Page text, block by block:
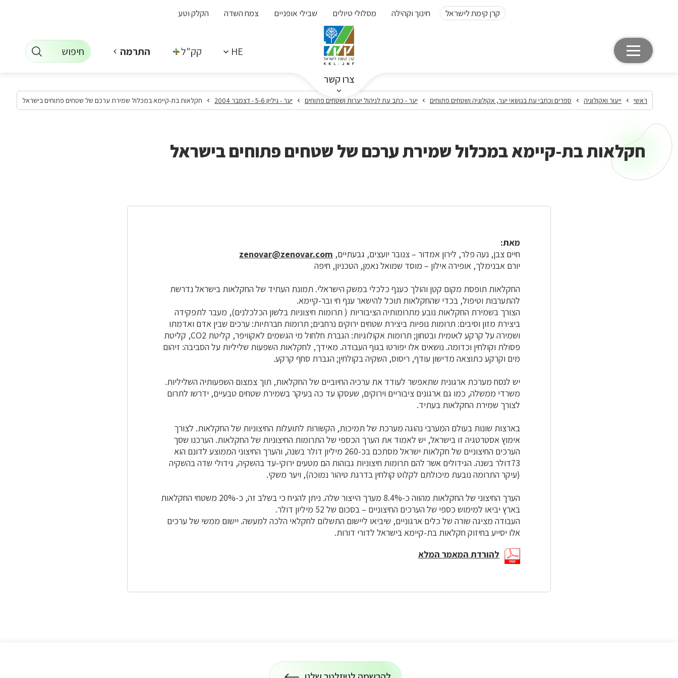
קרן קימת לישראל חינוך וקהילה מסלולי טיולים שבילי אופניים צמח השדה הקלק וטע
צרו קשר
HE קק"ל + התרמה חיפוש
ראשי ייעור ואקולוגיה ספרים וכתבי עת בנושאי יער, אקולוגיה ושטחים פתוחים יער - כתב עת לניהול יערות ושטחים פתוחים יער - גיליון 5-6 - דצמבר 2004 חקלאות בת-קיימא במכלול שמירת ערכם של שטחים פתוחים בישראל
חקלאות בת-קיימא במכלול שמירת ערכם של שטחים פתוחים בישראל
מאת:
חיים צבן, נעה פלר, לירון אמדור – צנובר יועצים, גבעתיים, zenovar@zenovar.com
יורם אבנימלך, אופירה אילון – מוסד שמואל נאמן, הטכניון, חיפה
החקלאות תופסת מקום קטֵן והולך כענף כלכלי במשק הישראלי. תמונת העתיד של החקלאות בישראל נדרשת
להתערבות וטיפול, בכדי שהחקלאות תוכל להישאר ענף חי ובר-קיימא.
הצורך בשמירת החקלאות נובע מתרומותיה הציבוריות ( תרומות חיצוניות בלשון הכלכלנים), מעבר לתפקידה
ביצירת מזון וסיבים: תרומות נופיות ביצירת שטחים ירוקים נרחבים; תרומות חברתיות: ערכים שבין אדם ואדמתו
ושמירה על קרקע לאומית ובטחון; תרומות אקולוגיות: הגברת חלחול מי הגשמים לאקוויפר, קליטת CO2, קליטת
פסולת וקולחין וכדומה. נושאים אלו יפורטו בגוף העבודה. מאידך, לחקלאות השפעות שליליות על הסביבה: זיהום
מים וקרקע כתוצאה מדישון עודף, ריסוס, השקיה בקולחין; הגברת סחף קרקע.
יש לנסח מערכת ארגונית שתאפשר לעודד את ערכיה החיוביים של החקלאות, תוך צמצום השפעותיה השליליות.
משרדי ממשלה, כמו גם ארגונים ציבוריים וירוקים, שעסקו עד כה בעיקר בשמירת שטחים טבעיים, ידרשו לתרום
לצורך שמירת החקלאות בעתיד.
בארצות שונות בעולם המערבי נהוגה מערכת של תמיכות, הקשורות לתועלות החיצוניות של החקלאות. לצורך
אימוץ אסטרטגיה זו בישראל, יש לאמוד את הערך הכספי של התרומות החיצוניות של החקלאות. הערכנו שסך
הערכים החיצוניים של חקלאות ישראל מסתכם בכ-260 מיליון דולר בשנה, והערך החיצוני הממוצע לדונם הוא
73דולר בשנה. הגידולים אשר להם תרומות חיצוניות גבוהות הם מטעים ירוקי-עד בהשקיה, גידולי שדה בהשקיה
(עיקר התרומה נובעת מיכולתם לקלוט קולחין בדרגת טיהור נמוכה), ויער משקי.
הערך החיצוני של החקלאות מהווה כ-8.4% מערך הייצור שלה. ניתן להניח כי בשלב זה, כ-20% משטחי החקלאות
בארץ יביאו למימוש כספי של הערכים החיצוניים – בסכום של 52 מיליון דולר.
העבודה מציגה שורה של כלים ארגוניים, שיביאו ליישום התשלום לחקלאי הלכה למעשה. יישום ממשי של ערכים
אלו יסייע בחיזוק חקלאות בת-קיימא בישראל לדורי דורות.
להורדת המאמר המלא